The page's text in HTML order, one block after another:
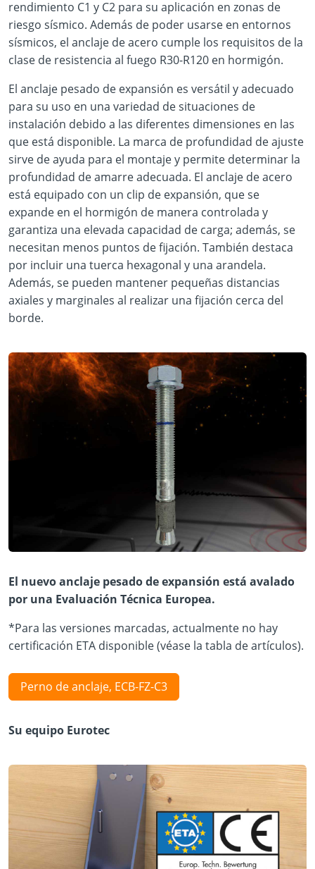
rendimiento C1 y C2 para su aplicación en zonas de
riesgo sísmico. Además de poder usarse en entornos
sísmicos, el anclaje de acero cumple los requisitos de la
clase de resistencia al fuego R30-R120 en hormigón.
El anclaje pesado de expansión es versátil y adecuado
para su uso en una variedad de situaciones de
instalación debido a las diferentes dimensiones en las
que está disponible. La marca de profundidad de ajuste
sirve de ayuda para el montaje y permite determinar la
profundidad de amarre adecuada. El anclaje de acero
está equipado con un clip de expansión, que se
expande en el hormigón de manera controlada y
garantiza una elevada capacidad de carga; además, se
necesitan menos puntos de fijación. También destaca
por incluir una tuerca hexagonal y una arandela.
Además, se pueden mantener pequeñas distancias
axiales y marginales al realizar una fijación cerca del
borde.
El nuevo anclaje pesado de expansión está avalado
por una Evaluación Técnica Europea.
*Para las versiones marcadas, actualmente no hay
certificación ETA disponible (véase la tabla de artículos).
Perno de anclaje, ECB-FZ-C3
Su equipo Eurotec